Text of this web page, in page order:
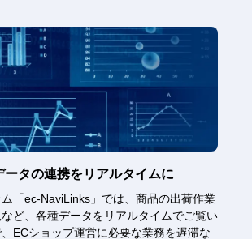
ータの連携をリアルタイムに
「ec-NaviLinks」では、商品の出荷作業
ど、各種データをリアルタイムでご覧い
ECショップ運営に必要な業務を遅滞な